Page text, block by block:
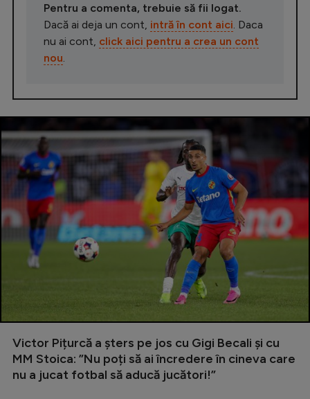
Pentru a comenta, trebuie să fii logat.
Dacă ai deja un cont, intră în cont aici . Daca
nu ai cont, click aici pentru a crea un cont
nou
Victor Pițurcă a șters pe jos cu Gigi Becali și cu
MM Stoica: ”Nu poți să ai încredere în cineva care
nu a jucat fotbal să aducă jucători!”